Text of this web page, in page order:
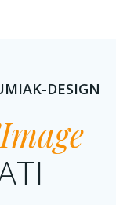
DESIGN